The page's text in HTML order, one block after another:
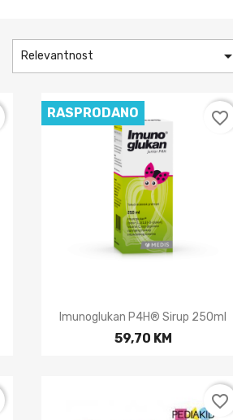
Relevantnost 
Brzi pregled
Imunoglukan P4H® Sirup 250ml
59,70 KM
RASPRODANO favorite_border
favorite_border